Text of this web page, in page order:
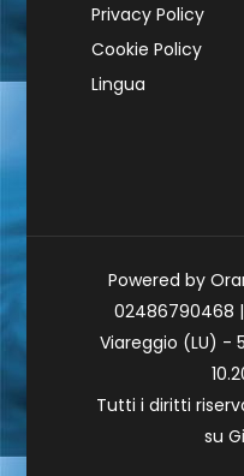
Privacy Policy
Cookie Policy
Lingua
Powered by
02486790468 |
Viareggio (LU) -
Tutti i diritti
su